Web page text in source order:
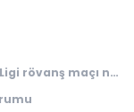
rövanş maçı ne